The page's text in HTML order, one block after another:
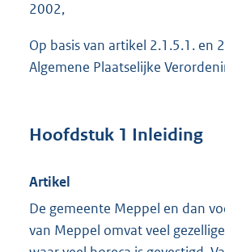
2002,
Op basis van artikel 2.1.5.1. en
Algemene Plaatselijke
Hoofdstuk 1 Inleiding
Artikel
De gemeente Meppel en dan
van Meppel omvat veel